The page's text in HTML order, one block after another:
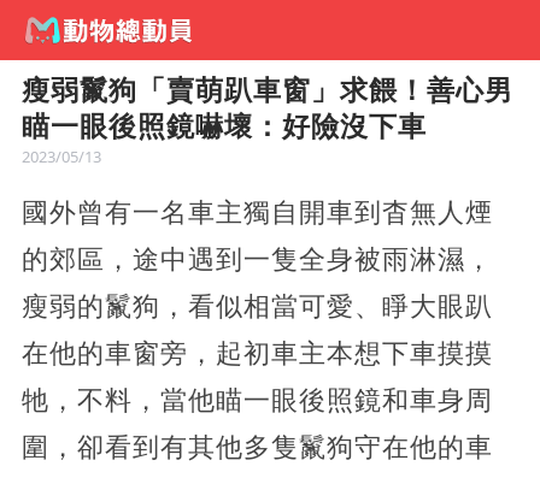
瘦弱鬣狗「賣萌趴車窗」求餵！善心男
瞄一眼後照鏡嚇壞：好險沒下車
2023/05/13
國外曾有一名車主獨自開車到杳無人煙
的郊區，途中遇到一隻全身被雨淋濕，
瘦弱的鬣狗，看似相當可愛、睜大眼趴
在他的車窗旁，起初車主本想下車摸摸
牠，不料，當他瞄一眼後照鏡和車身周
圍，卻看到有其他多隻鬣狗守在他的車